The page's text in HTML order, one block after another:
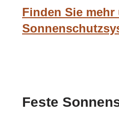
Finden Sie
Feste